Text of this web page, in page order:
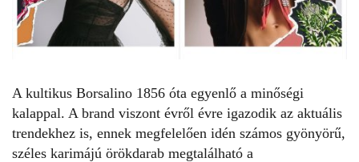
A kultikus Borsalino 1856 óta egyenlő a minőségi
kalappal. A brand viszont évről évre igazodik az aktuális
trendekhez is, ennek megfelelően idén számos gyönyörű,
széles karimájú örökdarab megtalálható a